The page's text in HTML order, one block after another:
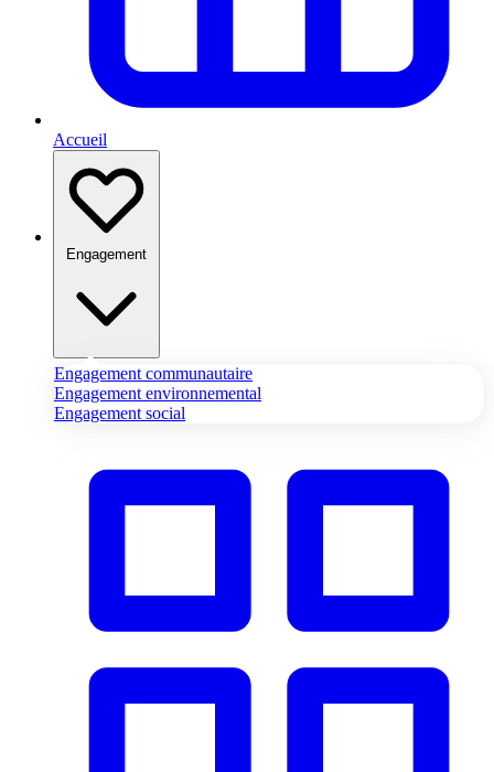
Accueil
Engagement
Engagement communautaire
Engagement environnemental
Engagement social